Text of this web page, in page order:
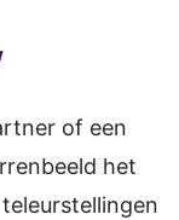
of een
het